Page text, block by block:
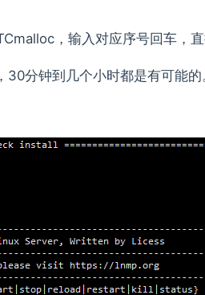
，输入对应序号回车，
分钟到几个小时都是有可能的